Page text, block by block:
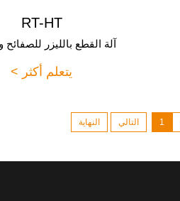
RT-HT
آلة القطع بالليزر للصفائح
يتعلم أكثر >
1 التالي النهاية